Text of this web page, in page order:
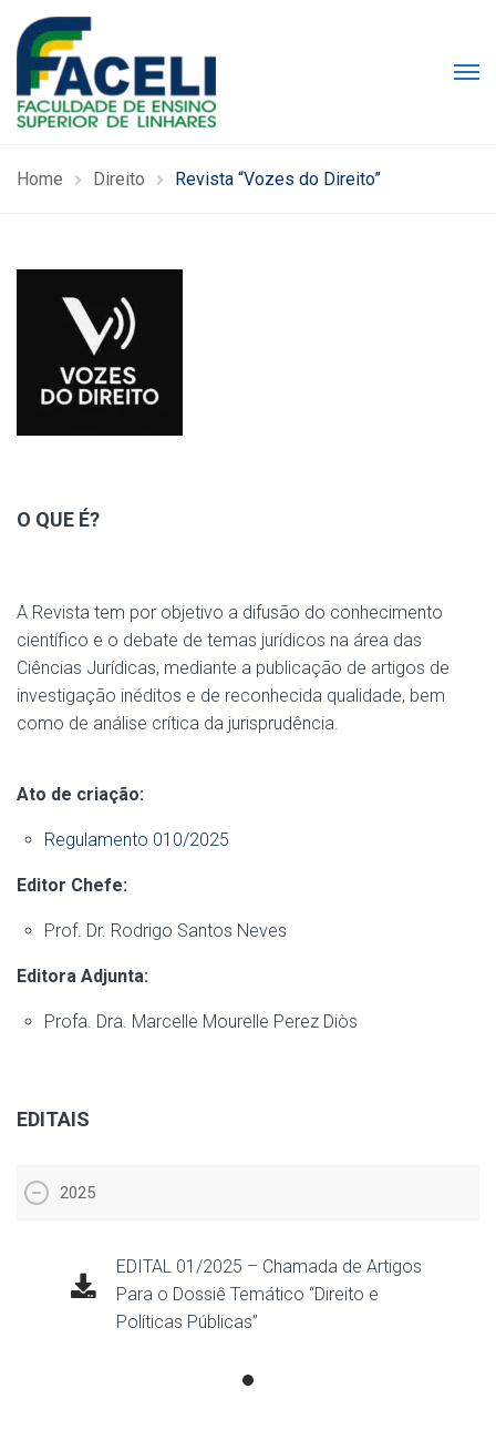
Home Direito Revista “Vozes do Direito”
O QUE É?
A Revista tem por objetivo a difusão do conhecimento
científico e o debate de temas jurídicos na área das
Ciências Jurídicas, mediante a publicação de artigos de
investigação inéditos e de reconhecida qualidade, bem
como de análise crítica da jurisprudência.
Ato de criação:
Regulamento 010/2025
Editor Chefe:
Prof. Dr. Rodrigo Santos Neves
Editora Adjunta:
Profa. Dra. Marcelle Mourelle Perez Diòs
EDITAIS
2025
EDITAL 01/2025 – Chamada de Artigos
Para o Dossiê Temático “Direito e
Políticas Públicas”